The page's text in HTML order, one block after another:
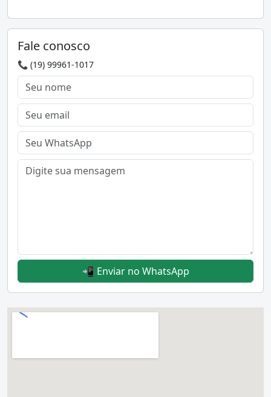
Fale conosco
📞 (19) 99961-1017
📲 Enviar no WhatsApp